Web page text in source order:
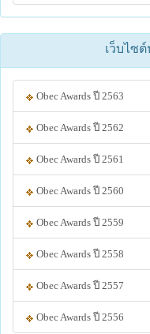
เว็บไซต์
Obec Awards ปี 2563
Obec Awards ปี 2562
Obec Awards ปี 2561
Obec Awards ปี 2560
Obec Awards ปี 2559
Obec Awards ปี 2558
Obec Awards ปี 2557
Obec Awards ปี 2556